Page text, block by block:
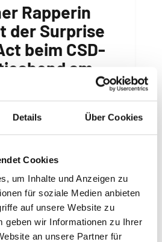
Details Über Cookies
Cookies
um Inhalte und Anzeigen zu
für soziale Medien anbieten
auf unsere Website zu
geben wir Informationen zu Ihrer
an unsere Partner für
Rapperin
der Surprise
beim CSD-
am
23, 2026| Breaking News!
CSD am Freitagabend (24.
Demokratieabend am
ein kurzes Set singen. Die
Bestandteil der
und dreht mit